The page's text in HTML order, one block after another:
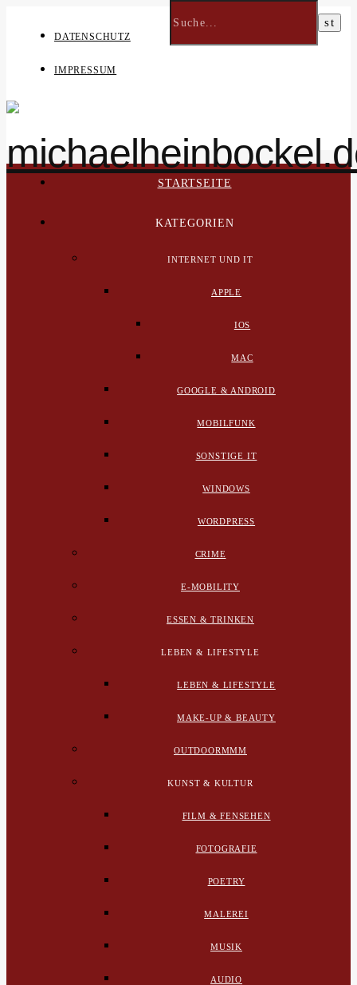
DATENSCHUTZ
IMPRESSUM
STARTSEITE
KATEGORIEN
INTERNET UND IT
APPLE
IOS
MAC
GOOGLE & ANDROID
MOBILFUNK
SONSTIGE IT
WINDOWS
WORDPRESS
CRIME
E-MOBILITY
ESSEN & TRINKEN
LEBEN & LIFESTYLE
LEBEN & LIFESTYLE
MAKE-UP & BEAUTY
OUTDOORMMM
KUNST & KULTUR
FILM & FENSEHEN
FOTOGRAFIE
POETRY
MALEREI
MUSIK
AUDIO